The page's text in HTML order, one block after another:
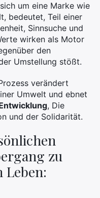
um eine Marke wie
bedeutet, Teil einer
Sinnsuche und
wirken als Motor
den
Umstellung stößt.
verändert
Umwelt und ebnet
, Die
und der Solidarität.
zu
Leben: